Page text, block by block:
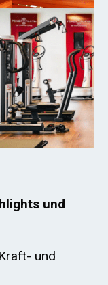
und
und